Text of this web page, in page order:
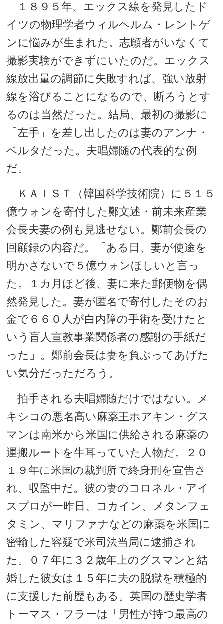
１８９５年、エックス線を発見したド
イツの物理学者ウィルヘルム・レントゲ
ンに悩みが生まれた。志願者がいなくて
撮影実験ができずにいたのだ。エックス
線放出量の調節に失敗すれば、強い放射
線を浴びることになるので、断ろうとす
るのは当然だった。結局、最初の撮影に
「左手」を差し出したのは妻のアンナ・
ベルタだった。夫唱婦随の代表的な例
だ。
ＫＡＩＳＴ（韓国科学技術院）に５１５
億ウォンを寄付した鄭文述・前未来産業
会長夫妻の例も見逃せない。鄭前会長の
回顧録の内容だ。「ある日、妻が使途を
明かさないで５億ウォンほしいと言っ
た。１カ月ほど後、妻に来た郵便物を偶
然発見した。妻が匿名で寄付したそのお
金で６６０人が白内障の手術を受けたと
いう盲人宣教事業関係者の感謝の手紙だ
った」。鄭前会長は妻を負ぶってあげた
い気分だっただろう。
拍手される夫唱婦随だけではない。メ
キシコの悪名高い麻薬王ホアキン・グス
マンは南米から米国に供給される麻薬の
運搬ルートを牛耳っていた人物だ。２０
１９年に米国の裁判所で終身刑を宣告さ
れ、収監中だ。彼の妻のコロネル・アイ
スプロが一昨日、コカイン、メタンフェ
タミン、マリファナなどの麻薬を米国に
密輸した容疑で米司法当局に逮捕され
た。０７年に３２歳年上のグスマンと結
婚した彼女は１５年に夫の脱獄を積極的
に支援した前歴もある。英国の歴史学者
トーマス・フラーは「男性が持つ最高の